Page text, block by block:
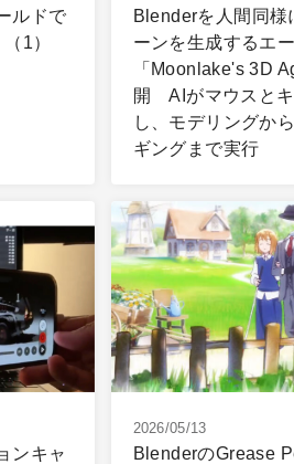
ルドで
1）
Blenderを人間同様
ーンを生成するエ
「Moonlake's 3D
開 AIがマウスと
し、モデリングか
ギングまで実行
ンキャ
2026/05/13
BlenderのGrease